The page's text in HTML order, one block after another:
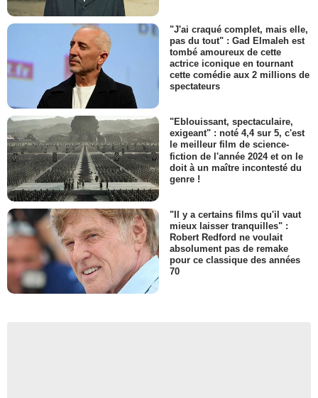
"J'ai craqué complet, mais elle,
pas du tout" : Gad Elmaleh est
tombé amoureux de cette
actrice iconique en tournant
cette comédie aux 2 millions de
spectateurs
"Eblouissant, spectaculaire,
exigeant" : noté 4,4 sur 5, c'est
le meilleur film de science-
fiction de l'année 2024 et on le
doit à un maître incontesté du
genre !
"Il y a certains films qu'il vaut
mieux laisser tranquilles" :
Robert Redford ne voulait
absolument pas de remake
pour ce classique des années
70